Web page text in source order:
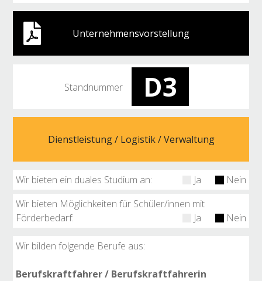
Unternehmensvorstellung
Standnummer D3
Dienstleistung / Logistik / Verwaltung
Wir bieten ein duales Studium an: Ja
Nein
Wir bieten Möglichkeiten für Schüler/innen mit
Förderbedarf:
Ja Nein
Wir bilden folgende Berufe aus:
Berufskraftfahrer / Berufskraftfahrerin